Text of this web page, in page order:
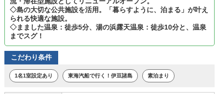
◇島の大切な公共施設を活用。「暮らすように、泊まる」が叶え
られる快適な施設。
◇まました温泉：徒歩5分、湯の浜露天温泉：徒歩10分と、温泉
までスグ！
こだわり条件
1名1室設定あり 東海汽船で行く！伊豆諸島 素泊まり